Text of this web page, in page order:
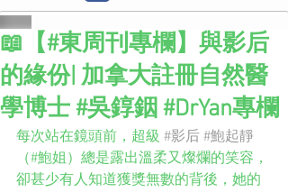
📖【#東周刊專欄】與影后
的緣份| 加拿大註冊自然醫
學博士 #吳錞銦 #DrYan專欄
每次站在鏡頭前，超級 #影后 #鮑起靜
（#鮑姐）總是露出溫柔又燦爛的笑容，
卻甚少有人知道獲獎無數的背後，她的